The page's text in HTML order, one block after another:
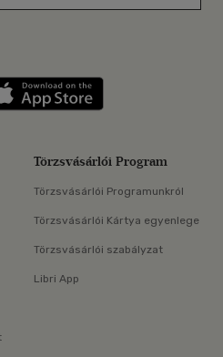
a LinkedInen
Szerezd meg: Google
Törzsvásárlói Program
Törzsvásárlói Programunkról
Törzsvásárlói Kártya egyenlege
Törzsvásárlói szabályzat
Libri App